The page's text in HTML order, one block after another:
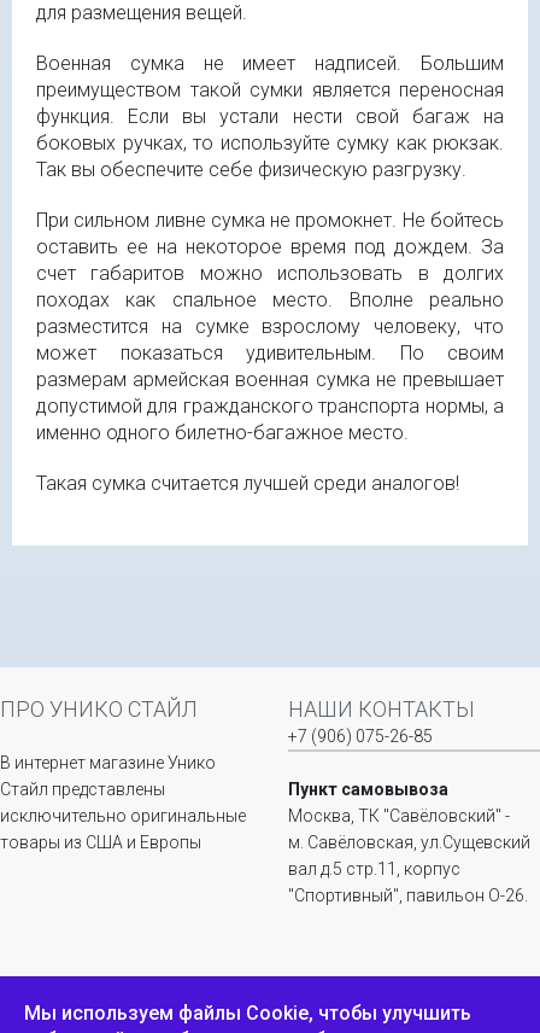
для размещения вещей.
Военная сумка не имеет надписей. Большим
преимуществом такой сумки является переносная
функция. Если вы устали нести свой багаж на
боковых ручках, то используйте сумку как рюкзак.
Так вы обеспечите себе физическую разгрузку.
При сильном ливне сумка не промокнет. Не бойтесь
оставить ее на некоторое время под дождем. За
счет габаритов можно использовать в долгих
походах как спальное место. Вполне реально
разместится на сумке взрослому человеку, что
может показаться удивительным. По своим
размерам армейская военная сумка не превышает
допустимой для гражданского транспорта нормы, а
именно одного билетно-багажное место.
Такая сумка считается лучшей среди аналогов!
ПРО УНИКО СТАЙЛ
В интернет магазине Унико
Стайл представлены
исключительно оригинальные
товары из США и Европы
НАШИ КОНТАКТЫ
+7 (906) 075-26-85
Пункт самовывоза
Москва, ТК "Савёловский" -
м. Савёловская, ул.Сущевский
вал д.5 стр.11, корпус
"Спортивный", павильон О-26.
ИНФОРМАЦИЯ ОБРАТНАЯ СВЯЗЬ
Мы используем файлы Сookie, чтобы улучшить